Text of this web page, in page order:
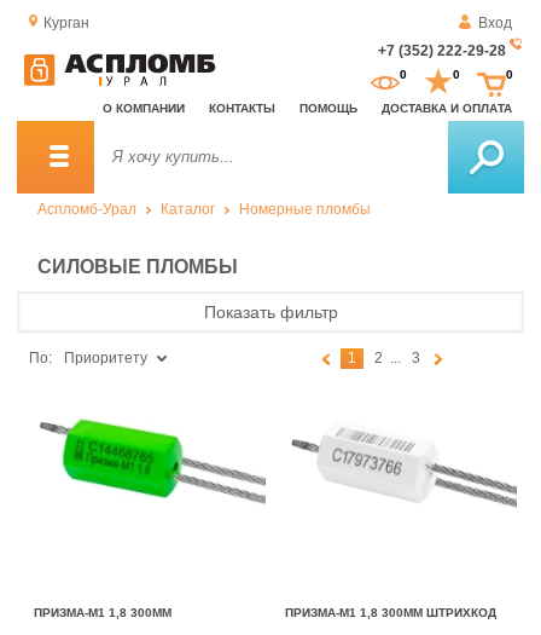
Курган
Вход
+7 (352) 222-29-28
О КОМПАНИИ КОНТАКТЫ ПОМОЩЬ ДОСТАВКА И ОПЛАТА
0 0 0
Аспломб-Урал Каталог Номерные пломбы
СИЛОВЫЕ ПЛОМБЫ
Показать фильтр
По: Приоритету 1 2 ... 3
ПРИЗМА-М1 1,8 300ММ ПРИЗМА-М1 1,8 300ММ ШТРИХКОД